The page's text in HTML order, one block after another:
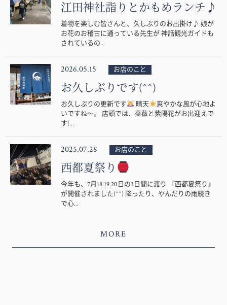
江田神社詣りとかもめランチ♪
着物を楽しむ皆さんと、久しぶりのお出掛け♪ 娘が
お花のお稽古に通っている先生が 神話観光ガイドも
されているの...
2026.05.15 お店のこと
お久しぶりです(^^)
お久しぶりの更新です 晴天
爽やかな風が心地よ
いですね〜。 店頭では、薔薇と紫陽花がお出迎えで
す(...
2025.07.28 お店のこと
西都夏祭り
今年も、7月18.19.20日の3日間に渡り 『西都夏祭り』
が開催されました(^^) 降ったり、やんだりの雨続き
で心...
MORE